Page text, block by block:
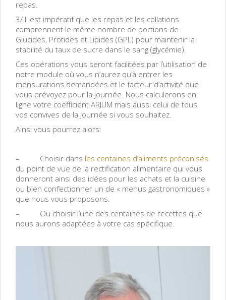
repas.
3/ Il est impératif que les repas et les collations
comprennent le même nombre de portions de
Glucides, Protides et Lipides (GPL) pour maintenir la
stabilité du taux de sucre dans le sang (glycémie).
Ces opérations vous seront facilitées par l’utilisation de
notre module où vous n’aurez qu’à entrer les
mensurations demandées et le facteur d’activité que
vous prévoyez pour la journée. Nous calculerons en
ligne votre coefficient ARJUM mais aussi celui de tous
vos convives de la journée si vous souhaitez.
Ainsi vous pourrez alors:
– Choisir dans les centaines d’aliments préconisés
du point de vue de la rectification alimentaire qui vous
donneront ainsi des idées pour les achats et la cuisine
ou bien confectionner un de « menus gastronomiques »
que nous vous proposons.
– Ou choisir l’une des centaines de recettes que
nous aurons adaptées à votre cas spécifique.